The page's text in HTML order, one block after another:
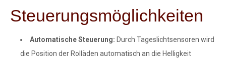
Steuerungsmöglichkeiten
Automatische Steuerung: Durch Tageslichtsensoren wird
die Position der Rolläden automatisch an die Helligkeit